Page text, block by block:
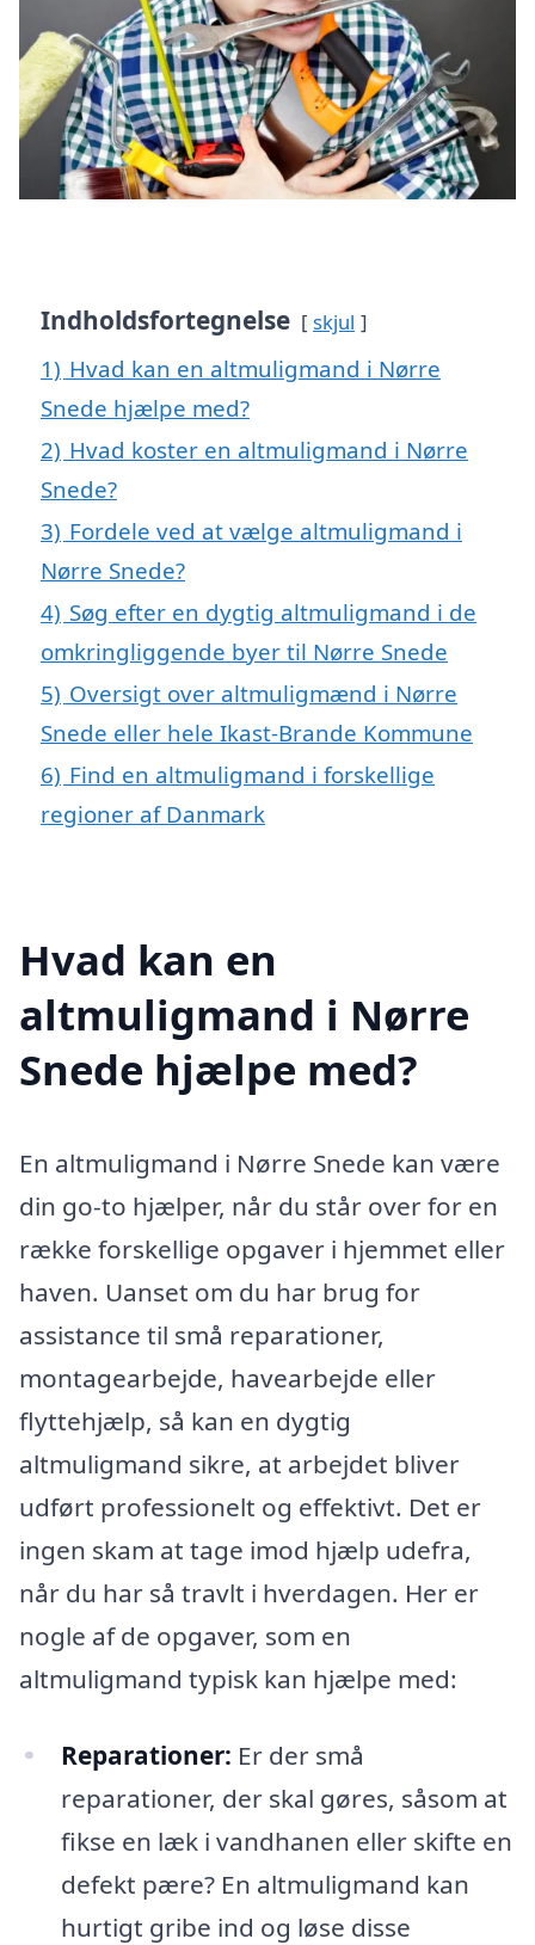
Indholdsfortegnelse skjul
1) Hvad kan en altmuligmand i Nørre
Snede hjælpe med?
2) Hvad koster en altmuligmand i Nørre
Snede?
3) Fordele ved at vælge altmuligmand i
Nørre Snede?
4) Søg efter en dygtig altmuligmand i de
omkringliggende byer til Nørre Snede
5) Oversigt over altmuligmænd i Nørre
Snede eller hele Ikast-Brande Kommune
6) Find en altmuligmand i forskellige
regioner af Danmark
Hvad kan en
altmuligmand i Nørre
Snede hjælpe med?
En altmuligmand i Nørre Snede kan være
din go-to hjælper, når du står over for en
række forskellige opgaver i hjemmet eller
haven. Uanset om du har brug for
assistance til små reparationer,
montagearbejde, havearbejde eller
flyttehjælp, så kan en dygtig
altmuligmand sikre, at arbejdet bliver
udført professionelt og effektivt. Det er
ingen skam at tage imod hjælp udefra,
når du har så travlt i hverdagen. Her er
nogle af de opgaver, som en
altmuligmand typisk kan hjælpe med:
Reparationer: Er der små
reparationer, der skal gøres, såsom at
fikse en læk i vandhanen eller skifte en
defekt pære? En altmuligmand kan
hurtigt gribe ind og løse disse